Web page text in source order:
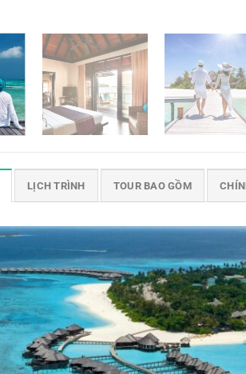
LỊCH TRÌNH TOUR BAO GỒM